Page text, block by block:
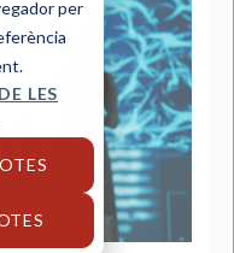
per
LES